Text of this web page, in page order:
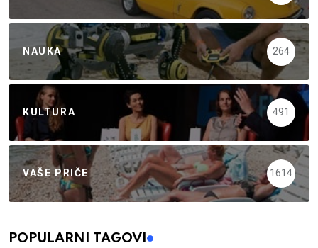
NAUKA 264
KULTURA 491
VAŠE PRIČE 1614
POPULARNI TAGOVI